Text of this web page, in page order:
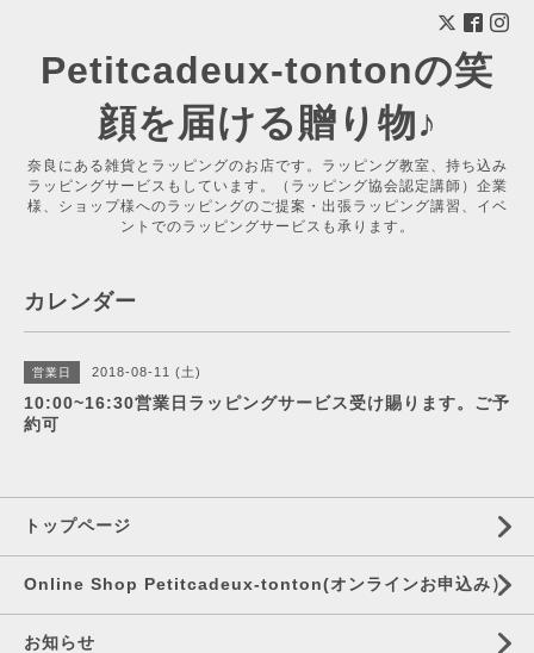
Petitcadeux-tontonの笑
顔を届ける贈り物♪
奈良にある雑貨とラッピングのお店です。ラッピング教室、持ち込み
ラッピングサービスもしています。（ラッピング協会認定講師）企業
様、ショップ様へのラッピングのご提案・出張ラッピング講習、イベ
ントでのラッピングサービスも承ります。
カレンダー
営業日 2018-08-11 (土)
10:00~16:30営業日ラッピングサービス受け賜ります。ご予
約可
トップページ
Online Shop Petitcadeux-tonton(オンラインお申込み）
お知らせ